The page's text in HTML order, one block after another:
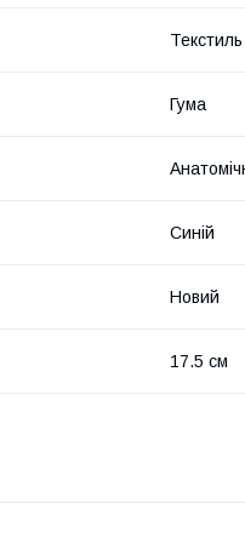
Текстиль
Гума
Синій
Новий
17.5 см